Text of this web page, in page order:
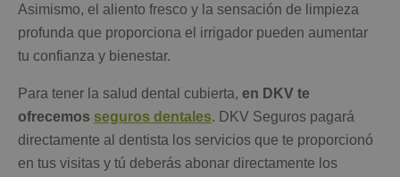
Asimismo, el aliento fresco y la sensación de limpieza
profunda que proporciona el irrigador pueden aumentar
tu confianza y bienestar.
Para tener la salud dental cubierta, en DKV te
ofrecemos seguros dentales. DKV Seguros pagará
directamente al dentista los servicios que te proporcionó
en tus visitas y tú deberás abonar directamente los